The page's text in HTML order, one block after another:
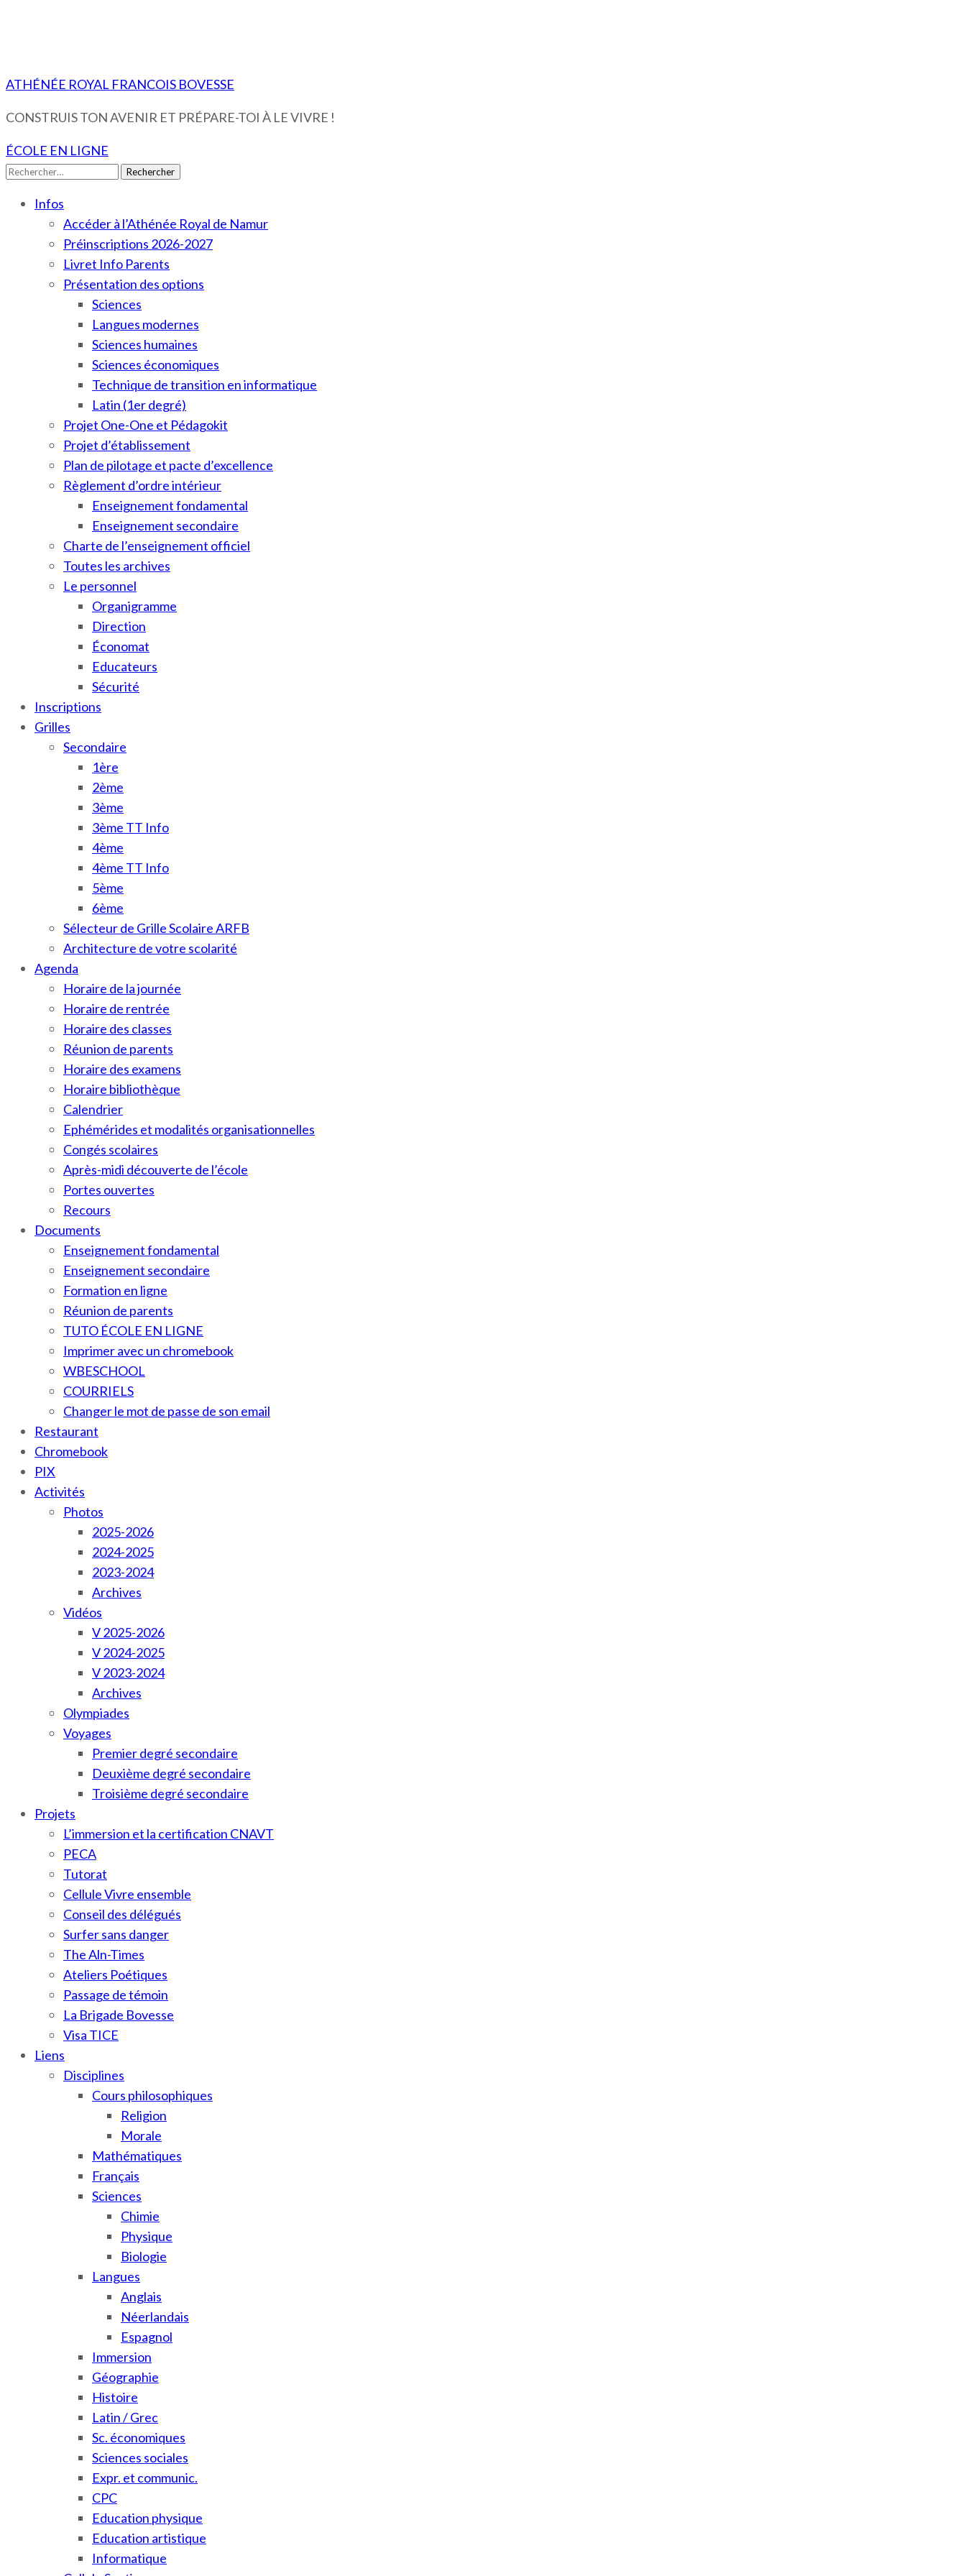
ATHÉNÉE ROYAL FRANCOIS BOVESSE
CONSTRUIS TON AVENIR ET PRÉPARE-TOI À LE VIVRE !
ÉCOLE EN LIGNE
Rechercher :
Infos
Accéder à l’Athénée Royal de Namur
Préinscriptions 2026-2027
Livret Info Parents
Présentation des options
Sciences
Langues modernes
Sciences humaines
Sciences économiques
Technique de transition en informatique
Latin (1er degré)
Projet One-One et Pédagokit
Projet d’établissement
Plan de pilotage et pacte d’excellence
Règlement d’ordre intérieur
Enseignement fondamental
Enseignement secondaire
Charte de l’enseignement officiel
Toutes les archives
Le personnel
Organigramme
Direction
Économat
Educateurs
Sécurité
Inscriptions
Grilles
Secondaire
1ère
2ème
3ème
3ème TT Info
4ème
4ème TT Info
5ème
6ème
Sélecteur de Grille Scolaire ARFB
Architecture de votre scolarité
Agenda
Horaire de la journée
Horaire de rentrée
Horaire des classes
Réunion de parents
Horaire des examens
Horaire bibliothèque
Calendrier
Ephémérides et modalités organisationnelles
Congés scolaires
Après-midi découverte de l’école
Portes ouvertes
Recours
Documents
Enseignement fondamental
Enseignement secondaire
Formation en ligne
Réunion de parents
TUTO ÉCOLE EN LIGNE
Imprimer avec un chromebook
WBESCHOOL
COURRIELS
Changer le mot de passe de son email
Restaurant
Chromebook
PIX
Activités
Photos
2025-2026
2024-2025
2023-2024
Archives
Vidéos
V 2025-2026
V 2024-2025
V 2023-2024
Archives
Olympiades
Voyages
Premier degré secondaire
Deuxième degré secondaire
Troisième degré secondaire
Projets
L’immersion et la certification CNAVT
PECA
Tutorat
Cellule Vivre ensemble
Conseil des délégués
Surfer sans danger
The Aln-Times
Ateliers Poétiques
Passage de témoin
La Brigade Bovesse
Visa TICE
Liens
Disciplines
Cours philosophiques
Religion
Morale
Mathématiques
Français
Sciences
Chimie
Physique
Biologie
Langues
Anglais
Néerlandais
Espagnol
Immersion
Géographie
Histoire
Latin / Grec
Sc. économiques
Sciences sociales
Expr. et communic.
CPC
Education physique
Education artistique
Informatique